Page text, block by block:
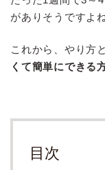
がありそうですよね
これから、やり方
くて簡単にできる
目次